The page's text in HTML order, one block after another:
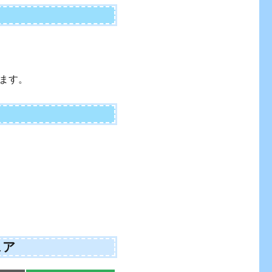
す。